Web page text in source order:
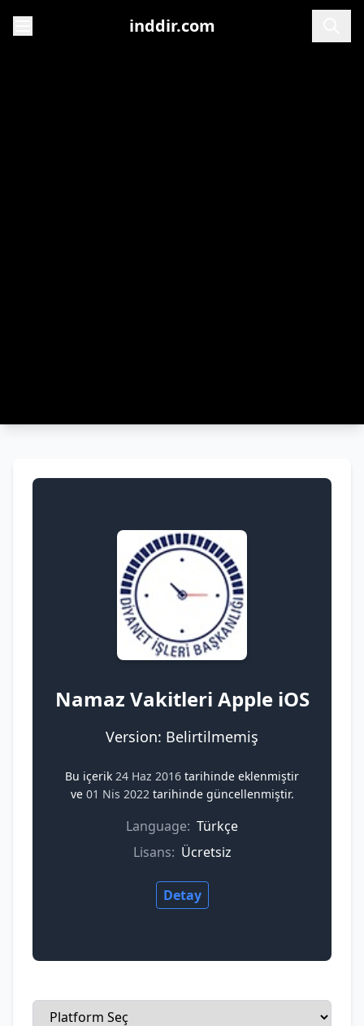
inddir.com
Namaz Vakitleri Apple iOS
Version: Belirtilmemiş
Bu içerik 24 Haz 2016 tarihinde eklenmiştir
ve 01 Nis 2022 tarihinde güncellenmiştir.
Language: Türkçe
Lisans: Ücretsiz
Detay